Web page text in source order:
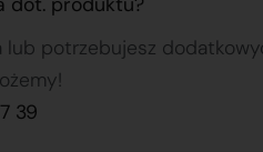
lub potrzebujesz
39